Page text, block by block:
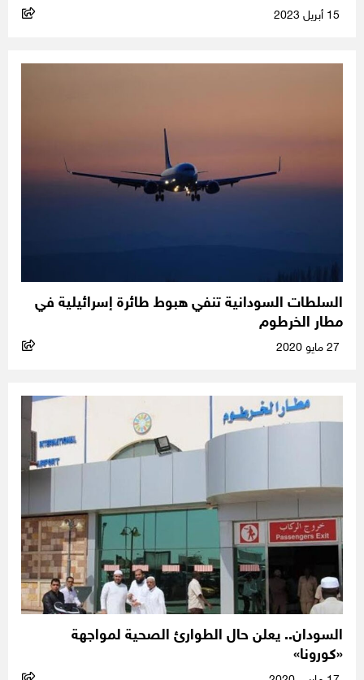
السلطات السودانية تنفي هبوط طائرة إسرائيلية في
مطار الخرطوم
السودان.. يعلن حال الطوارئ الصحية لمواجهة
«كورونا»